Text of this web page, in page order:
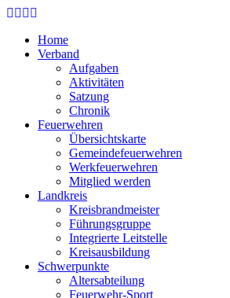
Skip
main
content
Home
Verband
Aufgaben
Aktivitäten
Satzung
Chronik
Feuerwehren
Übersichtskarte
Gemeindefeuerwehren
Werkfeuerwehren
Mitglied werden
Landkreis
Kreisbrandmeister
Führungsgruppe
Integrierte Leitstelle
Kreisausbildung
Schwerpunkte
Altersabteilung
Feuerwehr-Sport